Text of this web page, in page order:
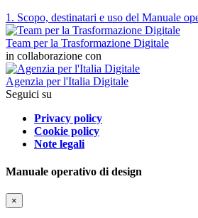
1. Scopo, destinatari e uso del Manuale
Team per la Trasformazione Digitale
in collaborazione con
Agenzia per l'Italia Digitale
Seguici su
Privacy policy
Cookie policy
Note legali
Manuale operativo di design
×